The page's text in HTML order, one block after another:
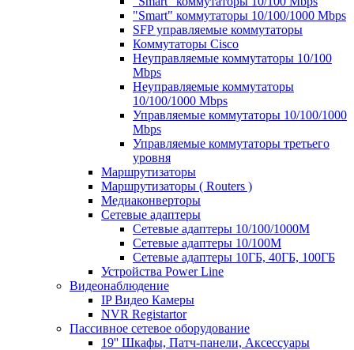
"Smart" коммутаторы 10/100/1000 Mbps
SFP управляемые коммутаторы
Коммутаторы Cisco
Неуправляемые коммутаторы 10/100
Mbps
Неуправляемые коммутаторы
10/100/1000 Mbps
Управляемые коммутаторы 10/100/1000
Mbps
Управляемые коммутаторы третьего
уровня
Маршрутизаторы
Маршрутизаторы ( Routers )
Медиаконверторы
Сетевые адаптеры
Сетевые адаптеры 10/100/1000М
Сетевые адаптеры 10/100M
Сетевые адаптеры 10ГБ, 40ГБ, 100ГБ
Устройства Power Line
Видеонаблюдение
IP Видео Камеры
NVR Registartor
Пассивное сетевое оборудование
19'' Шкафы, Патч-панели, Аксессуары